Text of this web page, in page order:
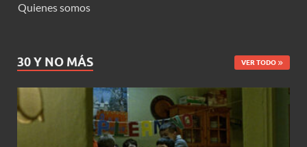
Quienes somos
30 Y NO MÁS VER TODO